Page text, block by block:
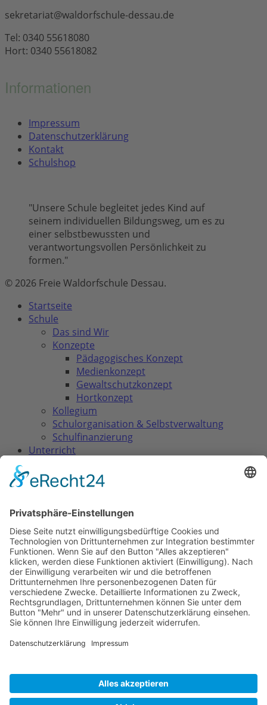
sekretariat@waldorfschule-dessau.de
Tel: 0340 55618080
Hort: 0340 55618082
Informationen
Impressum
Datenschutzerklärung
Kontakt
Schulshop
"Unsere Schule begleitet jedes Kind auf
seinem individuellen Bildungsweg, um es zu
einer selbstbewussten und
verantwortungsvollen Persönlichkeit zu
formen."
© 2026 Freie Waldorfschule Dessau.
Close
Menu
Startseite
Schule
Das sind Wir
Konzepte
Pädagogisches Konzept
Medienkonzept
Gewaltschutzkonzept
Hortkonzept
Kollegium
Schulorganisation & Selbstverwaltung
Schulfinanzierung
Unterricht
Lehrplan & Abschlüsse
Klassenstufen
Elternwegweiser
Aufnahme
Einführende Elternabende
Schulgeld
Elternmitarbeit
Downloads & Formulare
Schulleben
Tagebuch (Rückblicke)
Feste
Schule mit Vielfalt
Veranstaltungen
Termine / Schulferien
Stellenangebote